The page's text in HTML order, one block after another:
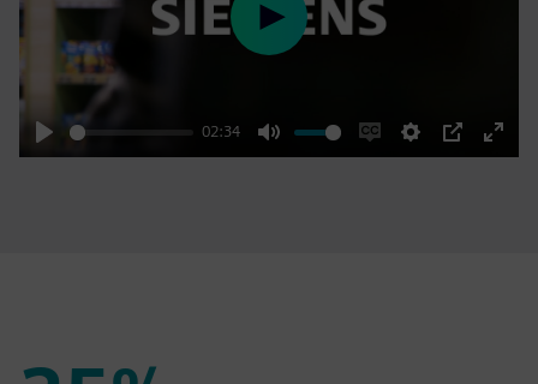
Play
02:34
Mute
EnableSettings
PIP
Enter
Play